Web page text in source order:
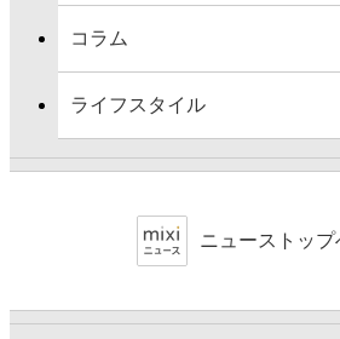
コラム
ライフスタイル
ニューストップ